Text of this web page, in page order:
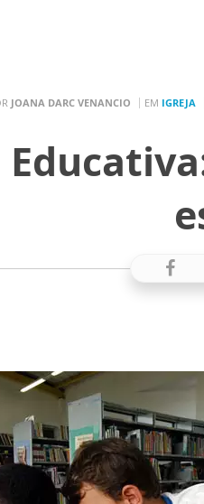
JOANA DARC VENANCIO EM IGREJA